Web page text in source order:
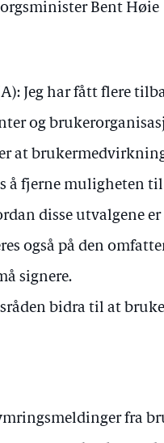
Bent Høie
Jeg har fått flere
og
at
å fjerne muligheten
disse utvalgene
også på den
signere.
bidra til at
fra